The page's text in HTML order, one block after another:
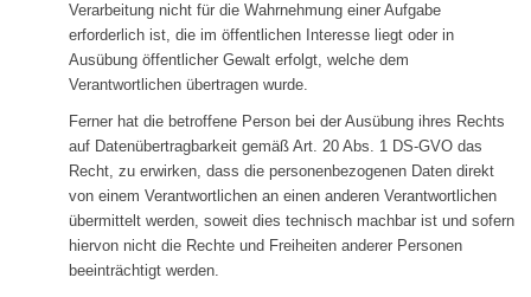
Verarbeitung nicht für die Wahrnehmung einer Aufgabe
erforderlich ist, die im öffentlichen Interesse liegt oder in
Ausübung öffentlicher Gewalt erfolgt, welche dem
Verantwortlichen übertragen wurde.
Ferner hat die betroffene Person bei der Ausübung ihres Rechts
auf Datenübertragbarkeit gemäß Art. 20 Abs. 1 DS-GVO das
Recht, zu erwirken, dass die personenbezogenen Daten direkt
von einem Verantwortlichen an einen anderen Verantwortlichen
übermittelt werden, soweit dies technisch machbar ist und sofern
hiervon nicht die Rechte und Freiheiten anderer Personen
beeinträchtigt werden.